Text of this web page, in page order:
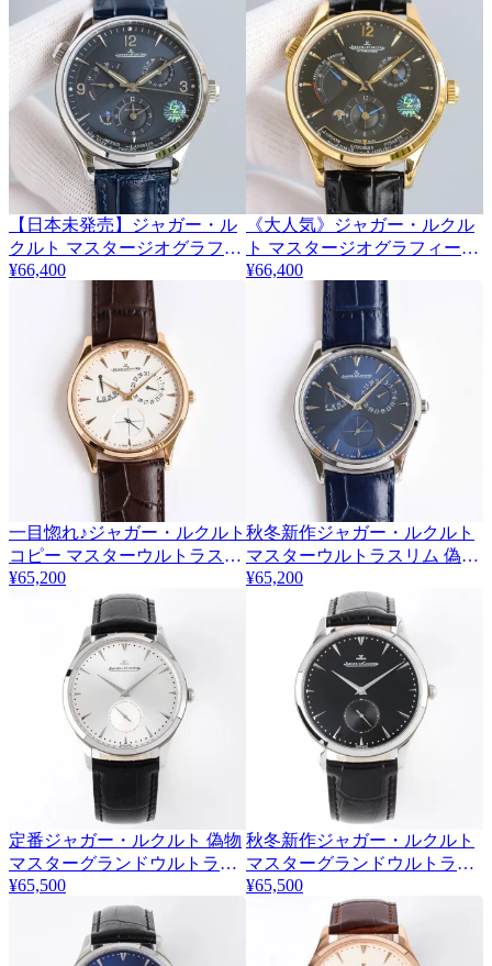
【日本未発売】ジャガー・ル
クルト マスタージオグラフィ
ーク コピー 42mm Jah32089
¥66,400
《大人気》ジャガー・ルクル
ト マスタージオグラフィーク
42mm 偽物 Jah83358
¥66,400
一目惚れ♪ジャガー・ルクルト
コピー マスターウルトラスリ
ム リザーブ ド マルシェ 39mm
¥65,200
秋冬新作ジャガー・ルクルト
マスターウルトラスリム 偽物
リザーブ ド マルシェ 39mm
¥65,200
定番ジャガー・ルクルト 偽物
マスターグランドウルトラス
リム スモールセコンド 40mm
¥65,500
秋冬新作ジャガー・ルクルト
マスターグランドウルトラス
リム スモールセコンド 偽物
40mm Jar41677
¥65,500